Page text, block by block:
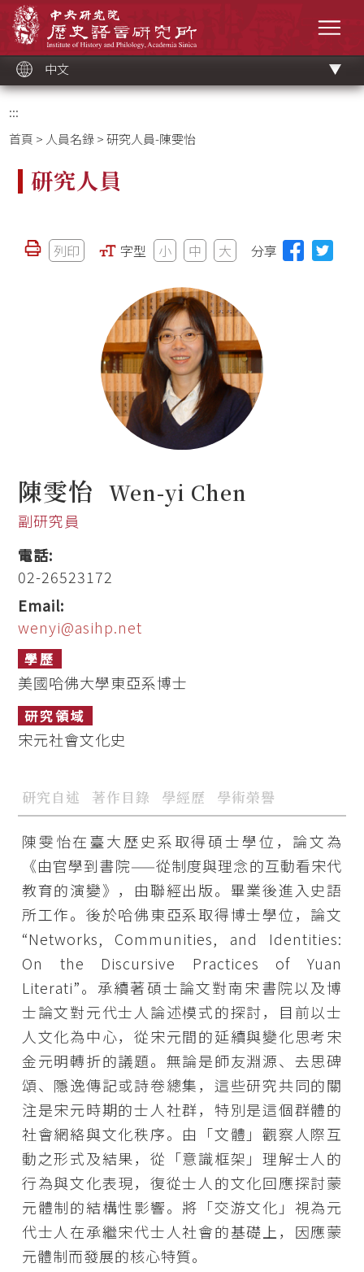
中文
:::
首頁 > 人員名錄> 研究人員-陳雯怡
研究人員
列印 字型 小 中 大 分享
陳雯怡 Wen-yi Chen
副研究員
電話:
02-26523172
Email:
wenyi@asihp.net
學歷
美國哈佛大學東亞系博士
研究領域
宋元社會文化史
研究自述 著作目錄 學經歷 學術榮譽
陳雯怡在臺大歷史系取得碩士學位，論文為
《由官學到書院——從制度與理念的互動看宋代
教育的演變》，由聯經出版。畢業後進入史語
所工作。後於哈佛東亞系取得博士學位，論文
“Networks, Communities, and Identities:
On the Discursive Practices of Yuan
Literati”。承續著碩士論文對南宋書院以及博
士論文對元代士人論述模式的探討，目前以士
人文化為中心，從宋元間的延續與變化思考宋
金元明轉折的議題。無論是師友淵源、去思碑
頌、隱逸傳記或詩卷總集，這些研究共同的關
注是宋元時期的士人社群，特別是這個群體的
社會網絡與文化秩序。由「文體」觀察人際互
動之形式及結果，從「意識框架」理解士人的
行為與文化表現，復從士人的文化回應探討蒙
元體制的結構性影響。將「交游文化」視為元
代士人在承繼宋代士人社會的基礎上，因應蒙
元體制而發展的核心特質。